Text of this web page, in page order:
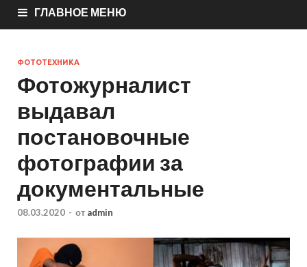
ГЛАВНОЕ МЕНЮ
ФОТОТЕХНИКА
Фотожурналист
выдавал
постановочные
фотографии за
документальные
08.03.2020 - от admin